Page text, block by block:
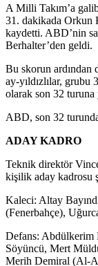
A Milli Takım’a
31. dakikada Orkun
kaydetti. ABD’nin
Berhalter’den geldi.
Bu skorun ardından
ay-yıldızlılar,
olarak son 32 turuna
ABD, son 32
ADAY KADRO
Teknik direktör
kişilik aday kadrosu
Kaleci: Altay
(Fenerbahçe),
Defans: Abdülkerim
Söyüncü, Mert
Merih Demiral (Al-